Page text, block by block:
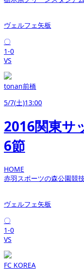
ヴェルフェ矢板
〇
1-0
VS
tonan前橋
5/7(土)13:00
2016関東サ
6節
HOME
赤羽スポーツの森公園競
ヴェルフェ矢板
〇
1-0
VS
FC KOREA